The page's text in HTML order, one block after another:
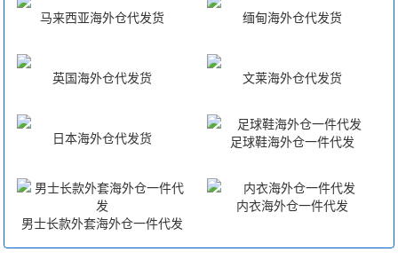
马来西亚海外仓代发货 缅甸海外仓代发货
英国海外仓代发货 文莱海外仓代发货
日本海外仓代发货 足球鞋海外仓一件代发
男士长款外套海外仓一件代发
内衣海外仓一件代发